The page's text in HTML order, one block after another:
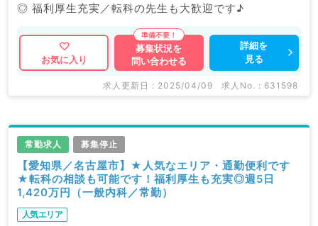
◎ 福利厚生充実／転科の先生も大歓迎です♪
お気に入り
募集状況を
問い合わせる
詳細を
見る
求人更新日 : 2025/04/09 求人No. : 631598
常勤求人 募集停止
【愛知県／名古屋市】★人気なエリア・通勤便利です
★転科の相談も可能です！福利厚生も充実◎週5日
1,420万円（一般内科／常勤）
人気エリア